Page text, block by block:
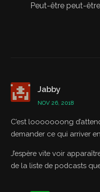
Peut-être peut-
Jabby
NOV 26, 2018
C’est looooooong
demander ce qui arriver
J’espère vite voir
de la liste de podcasts